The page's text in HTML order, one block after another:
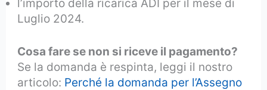
l’importo della ricarica ADI per il mese di
Luglio 2024.
Cosa fare se non si riceve il pagamento?
Se la domanda è respinta, leggi il nostro
articolo: Perché la domanda per l’Assegno